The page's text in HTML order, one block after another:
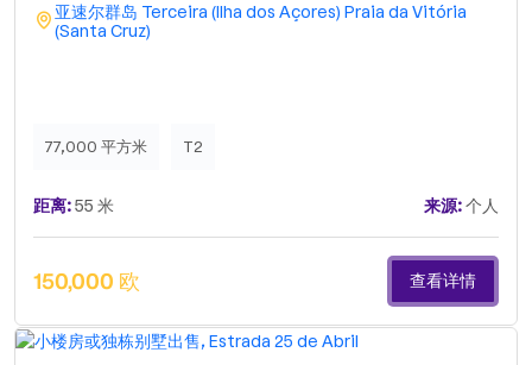
亚速尔群岛 Terceira (Ilha dos Açores) Praia da Vitória
(Santa Cruz)
77,000 平方米 T2
距离:55 米 来源:个人
150,000 欧 查看详情